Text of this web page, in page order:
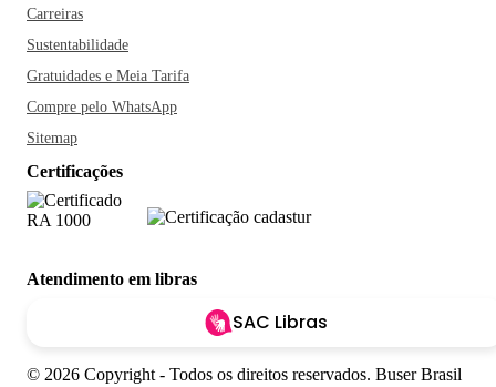
Carreiras
Sustentabilidade
Gratuidades e Meia Tarifa
Compre pelo WhatsApp
Sitemap
Certificações
Atendimento em libras
SAC Libras
© 2026 Copyright - Todos os direitos reservados. Buser Brasil